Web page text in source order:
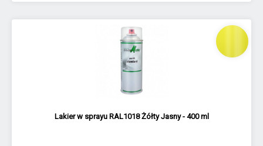
Lakier w sprayu RAL1018 Żółty Jasny - 400 ml